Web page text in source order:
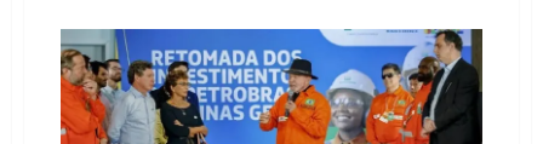
dos
EUA
para
a
América